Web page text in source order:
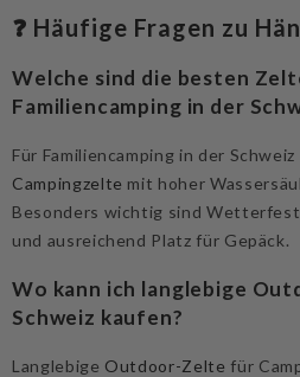
❓ Häufige Fragen zu
Welche sind die besten
Familiencamping in der
Für Familiencamping in der
Campingzelte mit hoher
Besonders wichtig sind
und ausreichend Platz für Gepäck.
Wo kann ich langlebige
Schweiz kaufen?
Langlebige Outdoor-Zelte für